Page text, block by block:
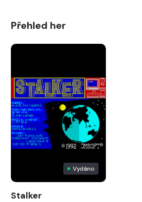
Přehled her
Vydáno
Stalker